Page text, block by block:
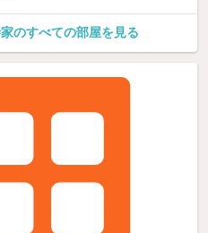
のすべての部屋を見る